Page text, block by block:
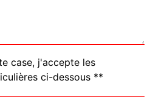
case, j'accepte les
ci-dessous **